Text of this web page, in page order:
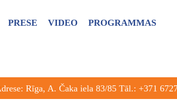
PRESE VIDEO PROGRAMMAS
Rīga, A. Čaka iela 83/85 Tāl.: +371